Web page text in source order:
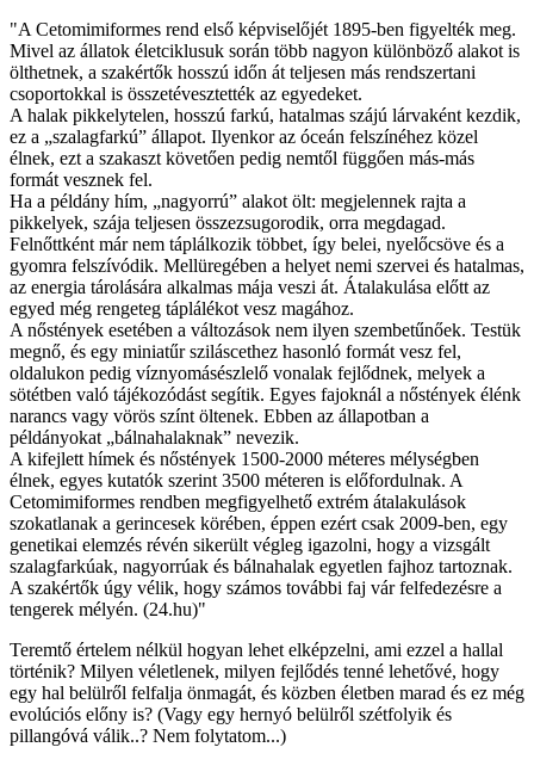
"A Cetomimiformes rend első képviselőjét 1895-ben figyelték meg.
Mivel az állatok életciklusuk során több nagyon különböző alakot is
ölthetnek, a szakértők hosszú időn át teljesen más rendszertani
csoportokkal is összetévesztették az egyedeket.
A halak pikkelytelen, hosszú farkú, hatalmas szájú lárvaként kezdik,
ez a „szalagfarkú” állapot. Ilyenkor az óceán felszínéhez közel
élnek, ezt a szakaszt követően pedig nemtől függően más-más
formát vesznek fel.
Ha a példány hím, „nagyorrú” alakot ölt: megjelennek rajta a
pikkelyek, szája teljesen összezsugorodik, orra megdagad.
Felnőttként már nem táplálkozik többet, így belei, nyelőcsöve és a
gyomra felszívódik. Mellüregében a helyet nemi szervei és hatalmas,
az energia tárolására alkalmas mája veszi át. Átalakulása előtt az
egyed még rengeteg táplálékot vesz magához.
A nőstények esetében a változások nem ilyen szembetűnőek. Testük
megnő, és egy miniatűr sziláscethez hasonló formát vesz fel,
oldalukon pedig víznyomásészlelő vonalak fejlődnek, melyek a
sötétben való tájékozódást segítik. Egyes fajoknál a nőstények élénk
narancs vagy vörös színt öltenek. Ebben az állapotban a
példányokat „bálnahalaknak” nevezik.
A kifejlett hímek és nőstények 1500-2000 méteres mélységben
élnek, egyes kutatók szerint 3500 méteren is előfordulnak. A
Cetomimiformes rendben megfigyelhető extrém átalakulások
szokatlanak a gerincesek körében, éppen ezért csak 2009-ben, egy
genetikai elemzés révén sikerült végleg igazolni, hogy a vizsgált
szalagfarkúak, nagyorrúak és bálnahalak egyetlen fajhoz tartoznak.
A szakértők úgy vélik, hogy számos további faj vár felfedezésre a
tengerek mélyén. (24.hu)"
Teremtő értelem nélkül hogyan lehet elképzelni, ami ezzel a hallal
történik? Milyen véletlenek, milyen fejlődés tenné lehetővé, hogy
egy hal belülről felfalja önmagát, és közben életben marad és ez még
evolúciós előny is? (Vagy egy hernyó belülről szétfolyik és
pillangóvá válik..? Nem folytatom...)